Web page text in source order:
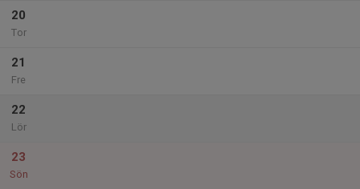
20
Tor
21
Fre
22
Lör
23
Sön